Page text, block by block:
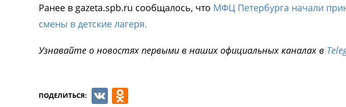
Ранее в gazeta.spb.ru сообщалось, что МФЦ Петербурга начали
смены в детские лагеря.
Узнавайте о новостях первыми в наших официальных каналах в
ПОДЕЛИТЬСЯ: VK